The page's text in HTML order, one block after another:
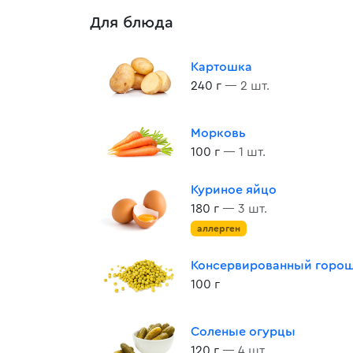
Для блюда
Картошка
240 г — 2 шт.
Морковь
100 г — 1 шт.
Куриное яйцо
180 г — 3 шт.
аллерген
Консервированный
100 г
Соленые огурцы